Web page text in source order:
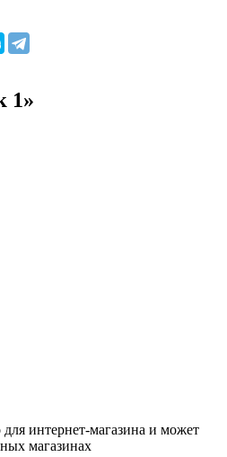
1»
интернет-магазина и может
магазинах